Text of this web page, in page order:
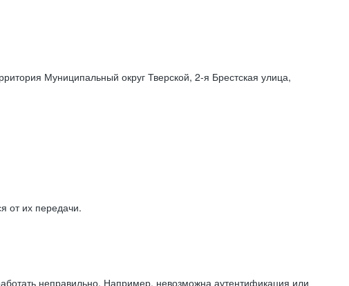
Муниципальный округ Тверской, 2-я Брестская улица,
от их передачи.
неправильно. Например, невозможна аутентификация или